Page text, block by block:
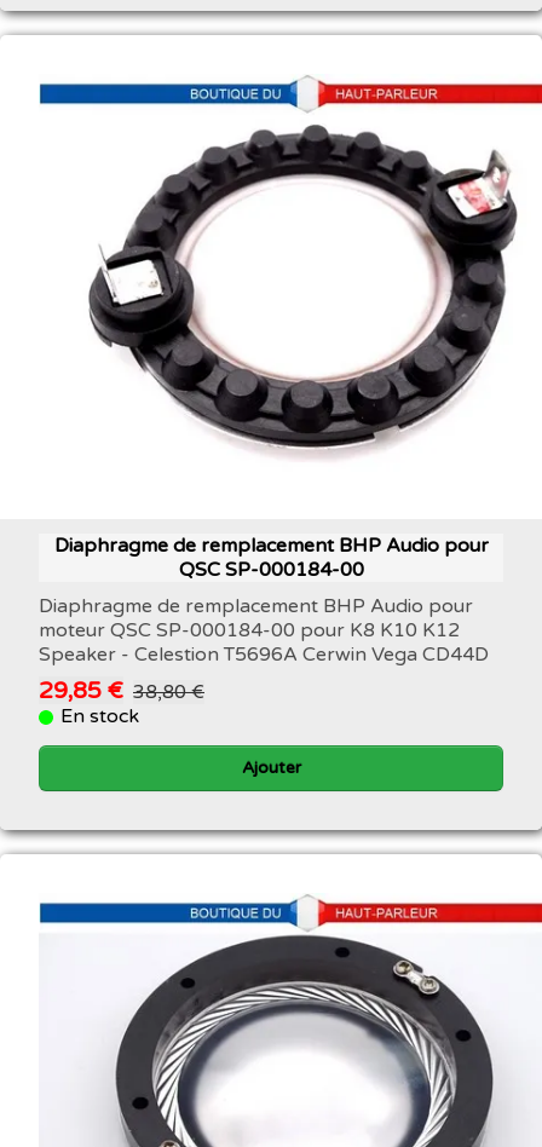
Diaphragme de remplacement BHP Audio pour
QSC SP-000184-00
Diaphragme de remplacement BHP Audio pour
moteur QSC SP-000184-00 pour K8 K10 K12
Speaker - Celestion T5696A Cerwin Vega CD44D
29,85 € 38,80 €
En stock
Ajouter